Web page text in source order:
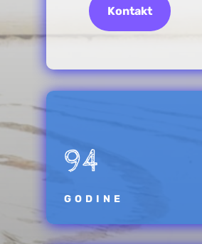
Kontakt
94
GODINE